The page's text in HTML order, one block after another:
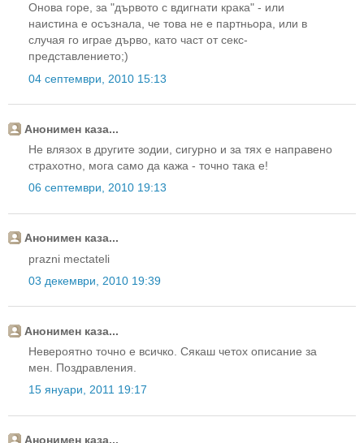
Онова горе, за "дървото с вдигнати крака" - или
наистина е осъзнала, че това не е партньора, или в
случая го играе дърво, като част от секс-
представлението;)
04 септември, 2010 15:13
Анонимен каза...
Не влязох в другите зодии, сигурно и за тях е направено
страхотно, мога само да кажа - точно така е!
06 септември, 2010 19:13
Анонимен каза...
prazni mectateli
03 декември, 2010 19:39
Анонимен каза...
Невероятно точно е всичко. Сякаш четох описание за
мен. Поздравления.
15 януари, 2011 19:17
Анонимен каза...